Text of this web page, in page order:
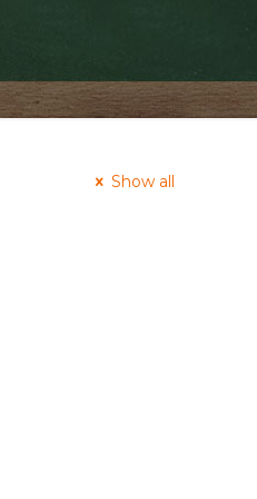
Show all